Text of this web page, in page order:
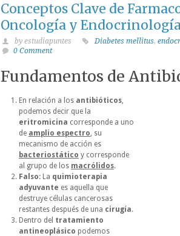
Conceptos Clave de
Oncología y
by estudiapuntes Diabetes mellitus,
0 Comment
Fundamentos de
En relación a los antibióticos,
podemos decir que la
eritromicina corresponde a uno
de amplio espectro, su
mecanismo de acción es
bacteriostático y corresponde
al grupo de los macrólidos.
Falso: La quimioterapia
adyuvante es aquella que
destruye células cancerosas
restantes después de una cirugía.
Dentro del tratamiento
antineoplásico podemos